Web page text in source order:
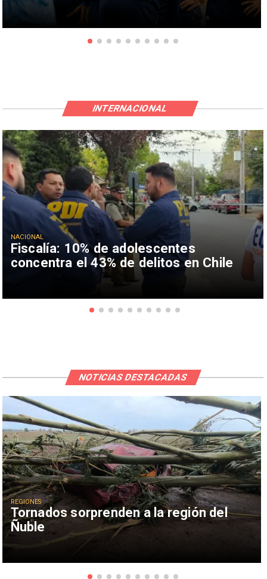
Fiscalía: 10% de adolescentes
concentra el 43% de delitos en Chile
NACIONAL
INTERNACIONAL
Tornados sorprenden a la región del
Ñuble
REGIONES
NOTICIAS DESTACADAS